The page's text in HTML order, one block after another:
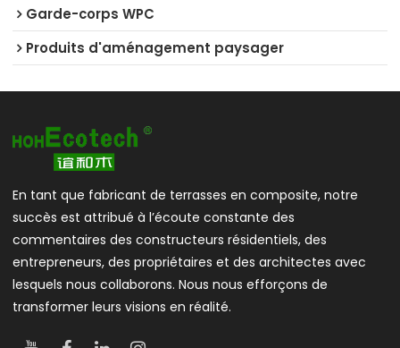
Garde-corps WPC
Produits d'aménagement paysager
En tant que fabricant de terrasses en composite, notre
succès est attribué à l’écoute constante des
commentaires des constructeurs résidentiels, des
entrepreneurs, des propriétaires et des architectes avec
lesquels nous collaborons. Nous nous efforçons de
transformer leurs visions en réalité.